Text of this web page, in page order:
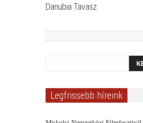
Danubia Tavasz
Legfrissebb híreink